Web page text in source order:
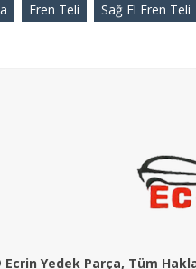
Fren Teli Sağ El Fren Teli
Ecrin Yedek Parça, Tüm